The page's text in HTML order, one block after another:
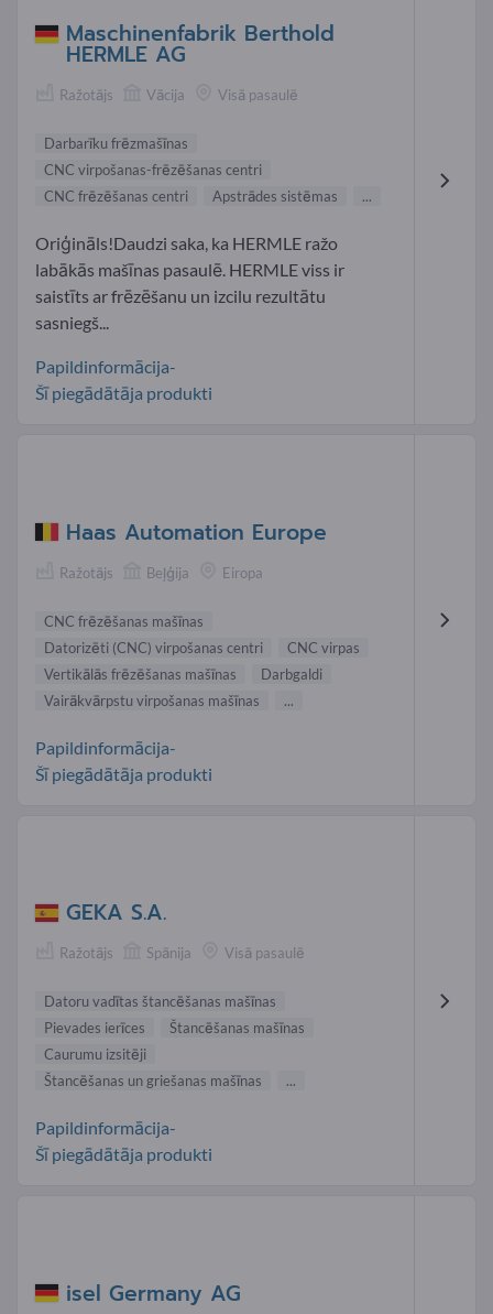
Maschinenfabrik Berthold
HERMLE AG
Ražotājs Vācija Visā pasaulē
Darbarīku frēzmašīnas
CNC virpošanas-frēzēšanas centri
CNC frēzēšanas centri
Apstrādes sistēmas ...
Oriģināls!Daudzi saka, ka HERMLE ražo
labākās mašīnas pasaulē. HERMLE viss ir
saistīts ar frēzēšanu un izcilu rezultātu
sasniegš...
Papildinformācija-
Šī piegādātāja produkti
Haas Automation Europe
Ražotājs Beļģija Eiropa
CNC frēzēšanas mašīnas
Datorizēti (CNC) virpošanas centri
CNC virpas
Vertikālās frēzēšanas mašīnas
Darbgaldi
Vairākvārpstu virpošanas mašīnas
...
Papildinformācija-
Šī piegādātāja produkti
GEKA S.A.
Ražotājs Spānija Visā pasaulē
Datoru vadītas štancēšanas mašīnas
Pievades ierīces
Štancēšanas mašīnas
Caurumu izsitēji
Štancēšanas un griešanas mašīnas
...
Papildinformācija-
Šī piegādātāja produkti
isel Germany AG